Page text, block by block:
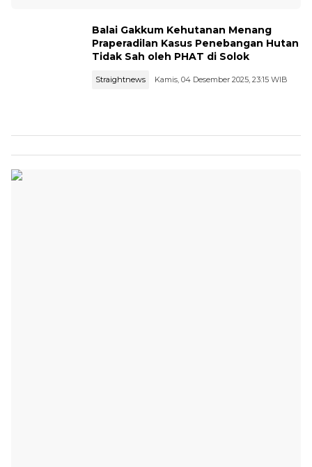
Balai Gakkum Kehutanan Menang
Praperadilan Kasus Penebangan Hutan
Tidak Sah oleh PHAT di Solok
Straightnews Kamis, 04 Desember 2025, 23:15 WIB